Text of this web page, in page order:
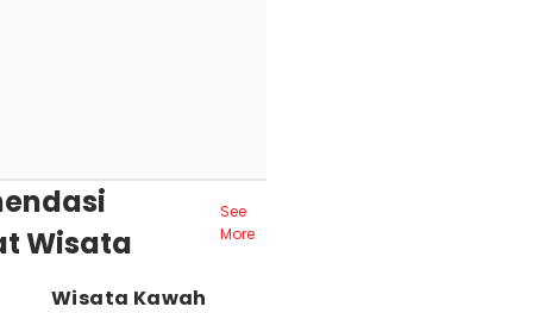
Wisata
See
More
Wisata Kawah